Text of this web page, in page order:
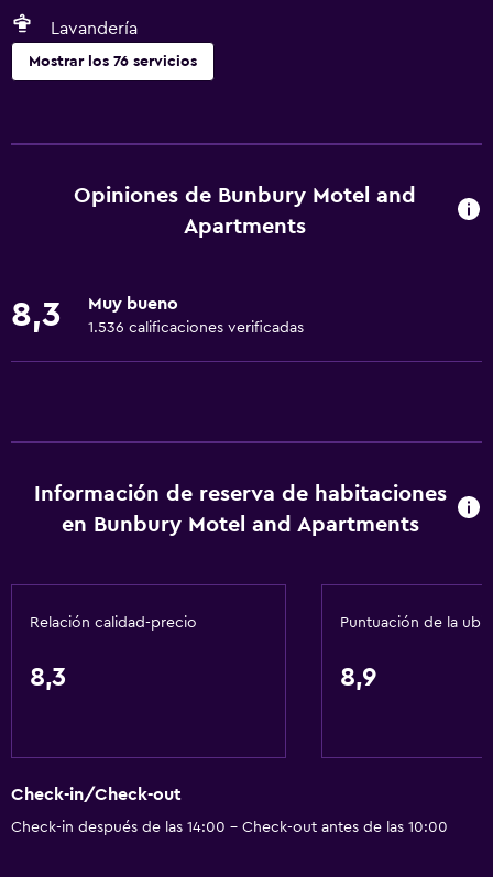
Lavandería
Mostrar los 76 servicios
Unidad ubicada en la planta baja
Unidad accesible para personas en silla de ruedas
Estacionamiento accesible
Para no fumadores
Inodoro con barras de apoyo
Entrada privada
Wifi gratis
Wifi disponible en todas las instalaciones
Ventilador
Opiniones de Bunbury Motel and
Apartments
8,3 Muy bueno
1.536 calificaciones verificadas
Información de reserva de habitaciones
en Bunbury Motel and Apartments
Relación calidad-precio
8,3
Puntuación de la
8,9
Check-in/Check-out
Check-in después de las 14:00 - Check-out antes de las 10:00